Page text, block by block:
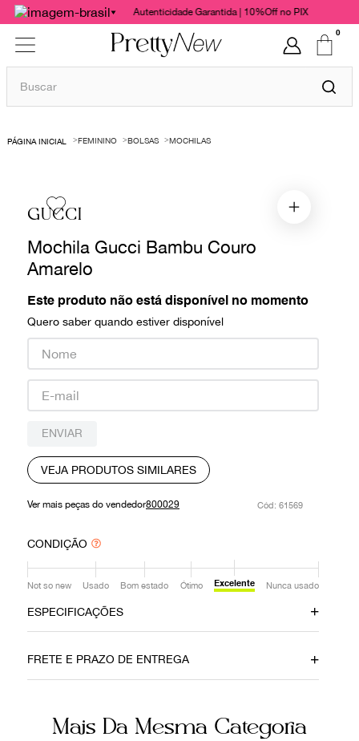
Autenticidade Garantida | 10%Off no PIX
0
Buscar
FEMININO BOLSAS MOCHILAS
GUCCI
Mochila Gucci Bambu Couro
Amarelo
Este produto não está disponível no momento
Quero saber quando estiver disponível
ENVIAR
VEJA PRODUTOS SIMILARES
Ver mais peças do vendedor800029 : 61569
CONDIÇÃO
Not so new Usado Bom estado Ótimo Excelente Nunca usado
ESPECIFICAÇÕES
Couro Amarelo
Fivela Dustbag
FRETE E PRAZO DE ENTREGA
Mais Da Mesma Categoria
1º
bolsas
chanel
gucci
paula raia
burberry
louis vuitton
prada